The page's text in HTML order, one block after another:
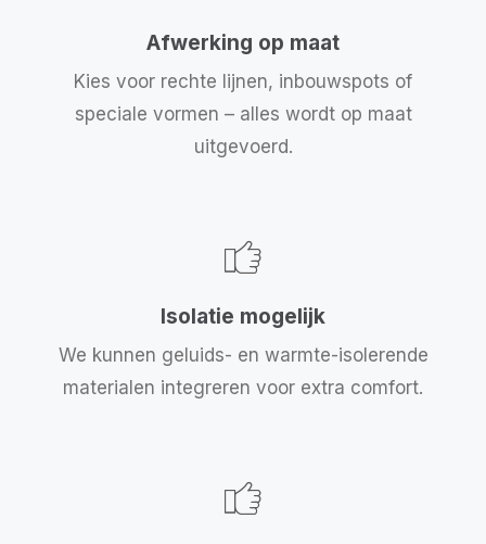
Afwerking op maat
Kies voor rechte lijnen, inbouwspots of
speciale vormen – alles wordt op maat
uitgevoerd.
Isolatie mogelijk
We kunnen geluids- en warmte-isolerende
materialen integreren voor extra comfort.